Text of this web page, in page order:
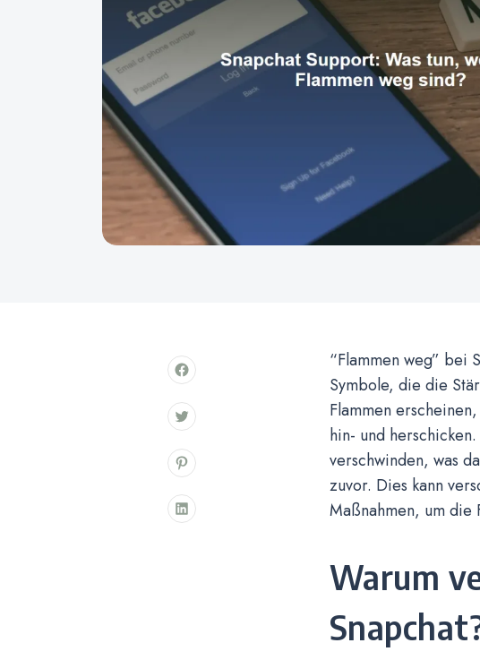
“Flammen weg” bei
Symbole, die die
Flammen
hin- und
verschwinden, was
zuvor. Dies kann
Maßnahmen, um die
Warum